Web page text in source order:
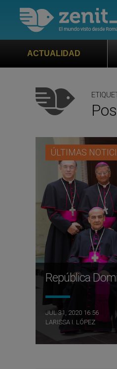
ACTUALIDADHimno oficial
ÚLTIMAS
República
JUL 31, 2020 16:56
LARISSA I. LÓPEZ